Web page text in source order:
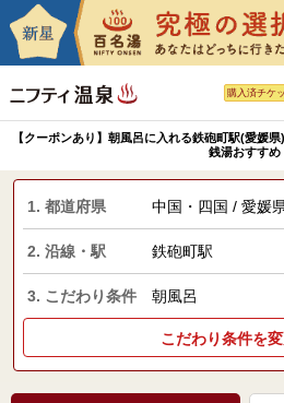
購入済チケ
【クーポンあり】朝風呂に入れる鉄砲町駅(愛媛
銭湯おすすめ
1. 都道府県 中国・四国 / 愛媛
2. 沿線・駅 鉄砲町駅
3. こだわり条件 朝風呂
こだわり条件を